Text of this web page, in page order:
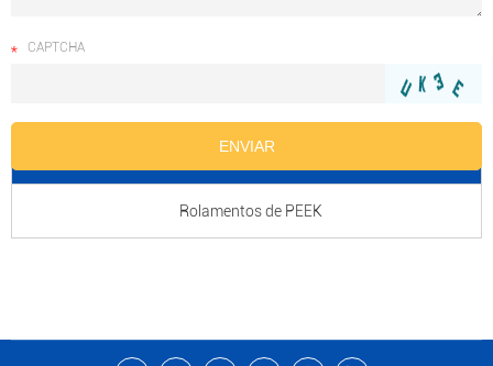
CAPTCHA
Nome do Produto
Rolamentos de PEEK